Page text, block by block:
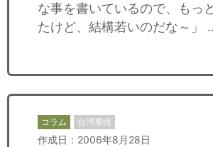
な事を書いているので、もっ
たけど、結構若いのだな～」
コラム 台湾事情
作成日：2006年8月28日